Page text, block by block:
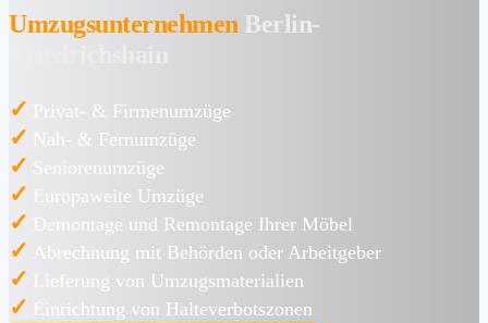
Umzugsunternehmen Berlin-
✓ Privat- & Firmenumzüge
✓ Nah- & Fernumzüge
✓ Seniorenumzüge
✓ Europaweite Umzüge
✓ Demontage und Remontage Ihrer Möbel
✓ Abrechnung mit Behörden oder Arbeitgeber
✓ Lieferung von Umzugsmaterialien
✓ Einrichtung von Halteverbotszonen